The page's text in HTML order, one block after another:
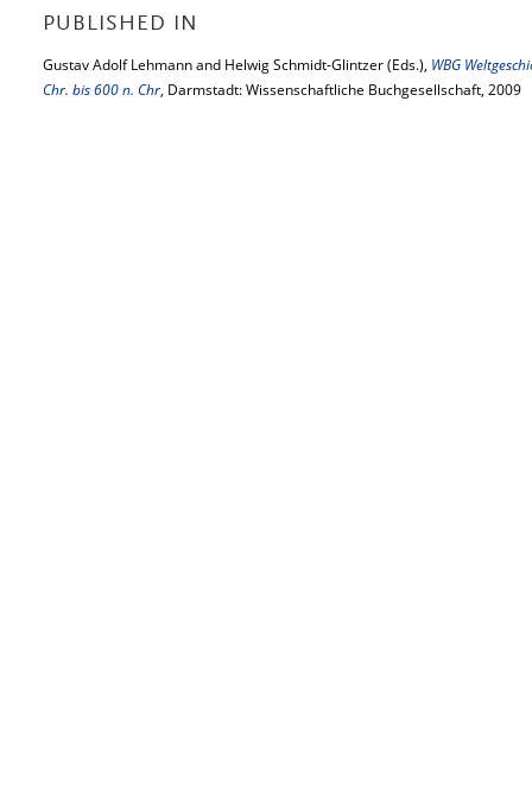
PUBLISHED IN
Gustav Adolf Lehmann and Helwig Schmidt-Glintzer (Eds.), WBG
Chr. bis 600 n. Chr, Darmstadt: Wissenschaftliche Buchgesellschaft, 2009